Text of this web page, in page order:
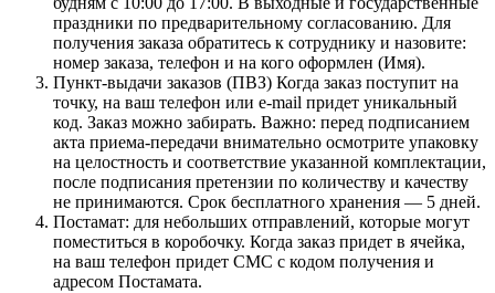
праздники по предварительному согласованию. Для
получения заказа обратитесь к сотруднику и назовите:
номер заказа, телефон и на кого оформлен (Имя).
Пункт-выдачи заказов (ПВЗ) Когда заказ поступит на
точку, на ваш телефон или e-mail придет уникальный
код. Заказ можно забирать. Важно: перед подписанием
акта приема-передачи внимательно осмотрите упаковку
на целостность и соответствие указанной комплектации,
после подписания претензии по количеству и качеству
не принимаются. Срок бесплатного хранения — 5 дней.
Постамат: для небольших отправлений, которые могут
поместиться в коробочку. Когда заказ придет в ячейка,
на ваш телефон придет СМС с кодом получения и
адресом Постамата.